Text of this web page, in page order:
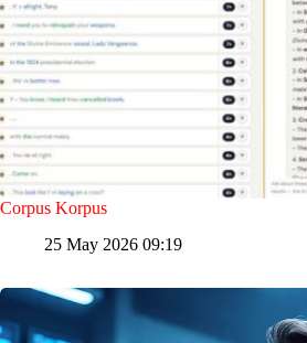
Corpus Korpus
25 May 2026 09:19